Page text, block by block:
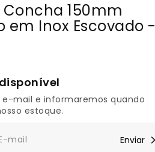
Concha 150mm
em Inox Escovado -
e-mail e informaremos quando
estoque.